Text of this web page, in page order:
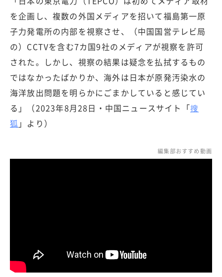
を企画し、複数の外国メディアを招いて福島第一原
子力発電所の内部を視察させ、（中国国営テレビ局
の）CCTVを含む7カ国9社のメディアが視察を許可
された。しかし、視察の結果は疑念を払拭するもの
ではなかったばかりか、海外は日本が原発汚染水の
海洋放出問題を明らかにごまかしていると感じてい
る」（2023年8月28日・中国ニュースサイト「搜
狐 」より）
編集部おすすめ動画